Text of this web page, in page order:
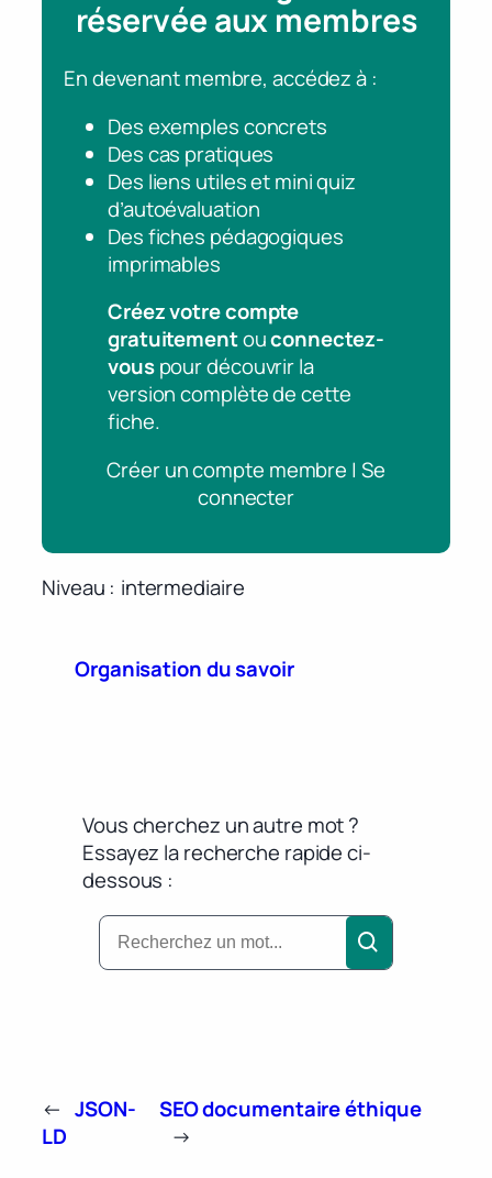
réservée aux membres
En devenant membre, accédez à :
Des exemples concrets
Des cas pratiques
Des liens utiles et mini quiz
d’autoévaluation
Des fiches pédagogiques
imprimables
Créez votre compte
gratuitementouconnectez-
vouspour découvrir la
version complète de cette
fiche.
Créer un compte membre | Se
connecter
Niveau intermediaire
Organisation du savoir
Vous cherchez un autre mot ?
Essayez la recherche rapide ci-
dessous :
← JSON-
LD
SEO documentaire éthique
→